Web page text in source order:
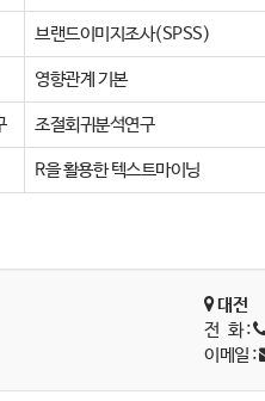
브랜드이미지조사(SPSS)
영향관계 기본
조절회귀분석연구
R을 활용한 텍스트마이닝
대전
전 화 :
이메일 :